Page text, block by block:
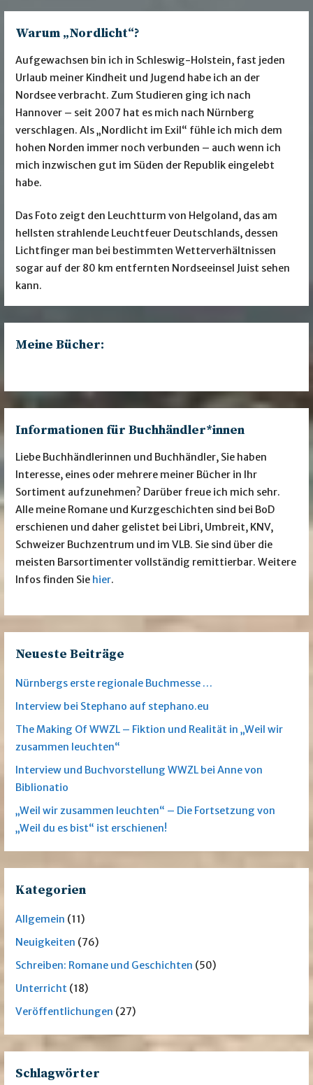
Warum „Nordlicht“?
Aufgewachsen bin ich in Schleswig-Holstein, fast jeden
Urlaub meiner Kindheit und Jugend habe ich an der
Nordsee verbracht. Zum Studieren ging ich nach
Hannover – seit 2007 hat es mich nach Nürnberg
verschlagen. Als „Nordlicht im Exil“ fühle ich mich dem
hohen Norden immer noch verbunden – auch wenn ich
mich inzwischen gut im Süden der Republik eingelebt
habe.
Das Foto zeigt den Leuchtturm von Helgoland, das am
hellsten strahlende Leuchtfeuer Deutschlands, dessen
Lichtfinger man bei bestimmten Wetterverhältnissen
sogar auf der 80 km entfernten Nordseeinsel Juist sehen
kann.
Meine Bücher:
Informationen für Buchhändler*innen
Liebe Buchhändlerinnen und Buchhändler, Sie haben
Interesse, eines oder mehrere meiner Bücher in Ihr
Sortiment aufzunehmen? Darüber freue ich mich sehr.
Alle meine Romane und Kurzgeschichten sind bei BoD
erschienen und daher gelistet bei Libri, Umbreit, KNV,
Schweizer Buchzentrum und im VLB. Sie sind über die
meisten Barsortimenter vollständig remittierbar. Weitere
Infos finden Sie hier.
Neueste Beiträge
Nürnbergs erste regionale Buchmesse …
Interview bei Stephano auf stephano.eu
The Making Of WWZL – Fiktion und Realität in „Weil wir
zusammen leuchten“
Interview und Buchvorstellung WWZL bei Anne von
Biblionatio
„Weil wir zusammen leuchten“ – Die Fortsetzung von
„Weil du es bist“ ist erschienen!
Kategorien
Allgemein (11)
Neuigkeiten (76)
Schreiben: Romane und Geschichten (50)
Unterricht (18)
Veröffentlichungen (27)
Schlagwörter